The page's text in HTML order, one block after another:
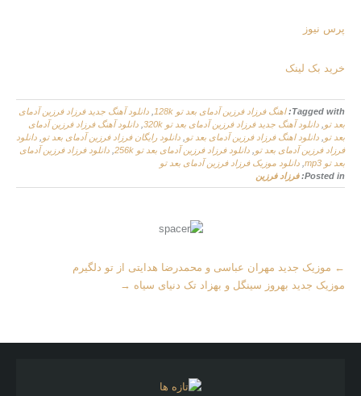
پرس نیوز
خرید بک لینک
Tagged with: اهنگ فرزاد فرزین آدمای بعد تو 128k
دانلود آهنگ جدید فرزاد فرزین آدمای
بعد تو دانلود آهنگ جدید فرزاد فرزین آدمای بعد تو 320k
دانلود آهنگ فرزاد فرزین آدمای
بعد تو دانلود اهنگ فرزاد فرزین آدمای بعد تو دانلود رایگان فرزاد فرزین آدمای بعد تو دانلود
فرزاد فرزین آدمای بعد تو دانلود فرزاد فرزین آدمای بعد تو 256k
دانلود فرزاد فرزین آدمای
بعد تو mp3
دانلود موزیک فرزاد فرزین آدمای بعد تو
Posted in: فرزاد فرزین
More
Articles
← موزیک جدید مهران عباسی و محمدرضا هدایتی از تو دلگیرم
موزیک جدید بهروز سینگل و بهزاد تک دنیای سیاه →